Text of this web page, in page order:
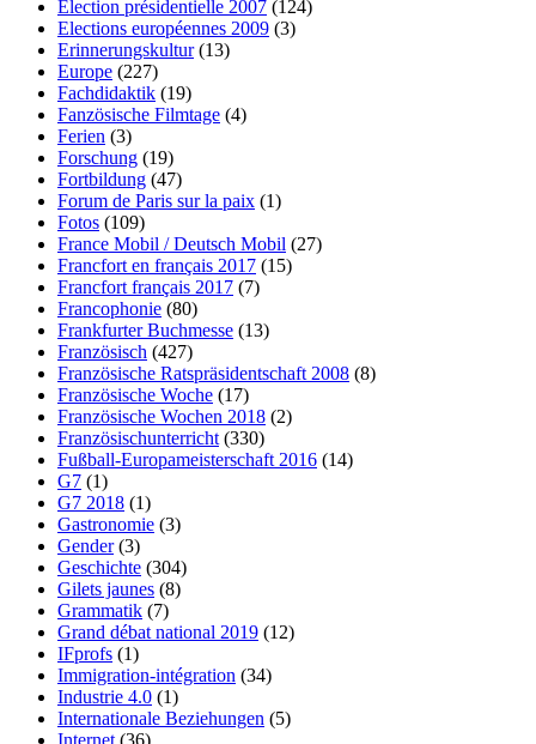
Election présidentielle 2007 (124)
Elections européennes 2009 (3)
Erinnerungskultur(13)
Europe (227)
Fachdidaktik (19)
Fanzösische Filmtage (4)
Ferien (3)
Forschung (19)
Fortbildung (47)
Forum de Paris sur la paix (1)
Fotos (109)
France Mobil / Deutsch Mobil (27)
Francfort en français 2017 (15)
Francfort français 2017 (7)
Francophonie (80)
Frankfurter Buchmesse (13)
Französisch (427)
Französische Ratspräsidentschaft 2008 (8)
Französische Woche (17)
Französische Wochen 2018 (2)
Französischunterricht (330)
Fußball-Europameisterschaft 2016 (14)
G7 (1)
G7 2018 (1)
Gastronomie (3)
Gender(3)
Geschichte (304)
Gilets jaunes (8)
Grammatik (7)
Grand débat national 2019 (12)
IFprofs (1)
Immigration-intégration (34)
Industrie 4.0 (1)
Internationale Beziehungen (5)
Internet (36)